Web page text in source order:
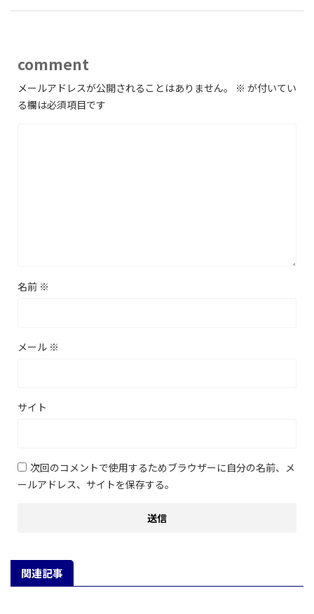
comment
メールアドレスが公開されることはありません。 ※ が付いてい
る欄は必須項目です
名前 ※
メール ※
サイト
次回のコメントで使用するためブラウザーに自分の名前、メ
ールアドレス、サイトを保存する。
関連記事